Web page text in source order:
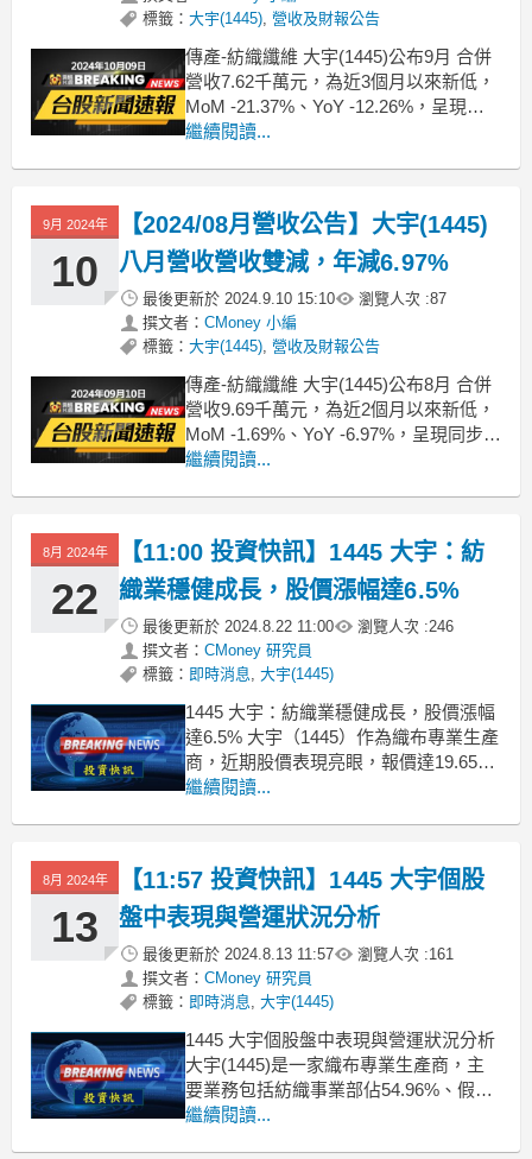
標籤： 大宇(1445), 營收及財報公告
傳產-紡織纖維 大宇(1445)公布9月 合併
營收7.62千萬元，為近3個月以來新低，
MoM -21.37%、YoY -12.26%，呈現同
步衰退、營收表現不佳；累計2024年1月
點擊下方連結，從籌碼K線APP查詢哦
繼續閱讀...
9月 2024年
10
【2024/08月營收公告】大宇(1445)
八月營收營收雙減，年減6.97%
最後更新於 2024.9.10 15:10 瀏覽人次 :87
撰文者： CMoney 小編
標籤： 大宇(1445), 營收及財報公告
傳產-紡織纖維 大宇(1445)公布8月 合併
營收9.69千萬元，為近2個月以來新低，
MoM -1.69%、YoY -6.97%，呈現同步衰
退、營收表現不佳；累計2024年1月至8
點擊下方連結，從籌碼K線APP查詢哦！
繼續閱讀...
8月 2024年
22
【11:00 投資快訊】1445 大宇：紡
織業穩健成長，股價漲幅達6.5%
最後更新於 2024.8.22 11:00 瀏覽人次 :246
撰文者： CMoney 研究員
標籤： 即時消息, 大宇(1445)
1445 大宇：紡織業穩健成長，股價漲幅
達6.5% 大宇（1445）作為織布專業生產
商，近期股價表現亮眼，報價達19.65
元，漲幅6.5%。該公司主要營運分為紡
源部（0.87%）。根據券商報告分析，其
強勁的營運表現主要
繼續閱讀...
8月 2024年
13
【11:57 投資快訊】1445 大宇個股
盤中表現與營運狀況分析
最後更新於 2024.8.13 11:57 瀏覽人次 :161
撰文者： CMoney 研究員
標籤： 即時消息, 大宇(1445)
1445 大宇個股盤中表現與營運狀況分析
大宇(1445)是一家織布專業生產商，主
要業務包括紡織事業部佔54.96%、假撚
事業部佔44.17%、能源部佔0.87%。公
繼續閱讀...